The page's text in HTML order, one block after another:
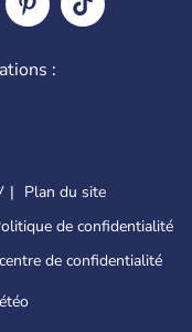
:
Plan du site
de confidentialité
de confidentialité